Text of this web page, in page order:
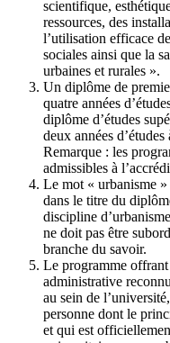
scientifique,
ressources, des
l’utilisation efficace
sociales ainsi que la
urbaines et rurales ».
Un diplôme de
quatre années
diplôme d’études
deux années
Remarque : les
admissibles à
Le mot « urbanisme
dans le titre du
discipline
ne doit pas être
branche du savoir.
Le programme
administrative
au sein de
personne dont le
et qui est